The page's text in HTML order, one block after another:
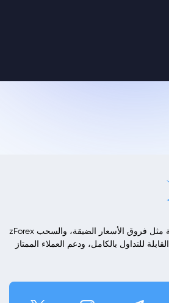
zForex في خدمتك مع مزايا تنافسية مثل فروق الأسعار الضيقة، والسحب
للتداول بالكامل، ودعم العملاء الممتاز